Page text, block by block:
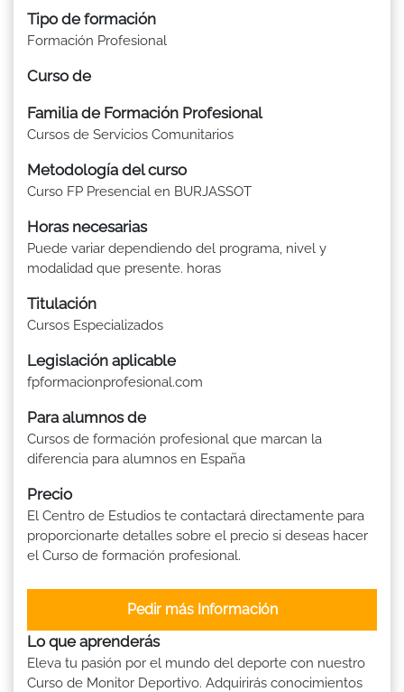
Tipo de formación
Formación Profesional
Curso de
Familia de Formación Profesional
Cursos de Servicios Comunitarios
Metodología del curso
Curso FP Presencial en BURJASSOT
Horas necesarias
Puede variar dependiendo del programa, nivel y
modalidad que presente. horas
Titulación
Cursos Especializados
Legislación aplicable
fpformacionprofesional.com
Para alumnos de
Cursos de formación profesional que marcan la
diferencia para alumnos en España
Precio
El Centro de Estudios te contactará directamente para
proporcionarte detalles sobre el precio si deseas hacer
el Curso de formación profesional.
Pedir más Información
Lo que aprenderás
Eleva tu pasión por el mundo del deporte con nuestro
Curso de Monitor Deportivo. Adquirirás conocimientos